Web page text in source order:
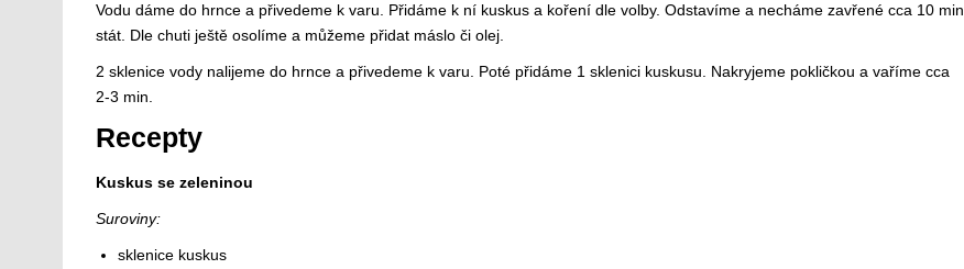
Vodu dáme do hrnce a přivedeme k varu. Přidáme k ní kuskus a koření dle volby. Odstavíme a necháme zavřené cca 10 min
stát. Dle chuti ještě osolíme a můžeme přidat máslo či olej.
2 sklenice vody nalijeme do hrnce a přivedeme k varu. Poté přidáme 1 sklenici kuskusu. Nakryjeme pokličkou a vaříme cca
2-3 min.
Recepty
Kuskus se zeleninou
Suroviny:
sklenice kuskus